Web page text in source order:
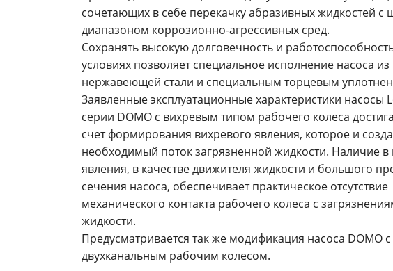
сочетающих в себе перекачку абразивных жидкостей с
диапазоном коррозионно-агрессивных сред.
Сохранять высокую долговечность и
условиях позволяет специальное исполнение насоса из
нержавеющей стали и специальным торцевым
Заявленные эксплуатационные характеристики насосы
серии DOMO с вихревым типом рабочего колеса
счет формирования вихревого явления, которое и
необходимый поток загрязненной жидкости. Наличие в
явления, в качестве движителя жидкости и большого
сечения насоса, обеспечивает практическое отсутствие
механического контакта рабочего колеса с
жидкости.
Предусматривается так же модификация насоса DOMO с
двухканальным рабочим колесом.